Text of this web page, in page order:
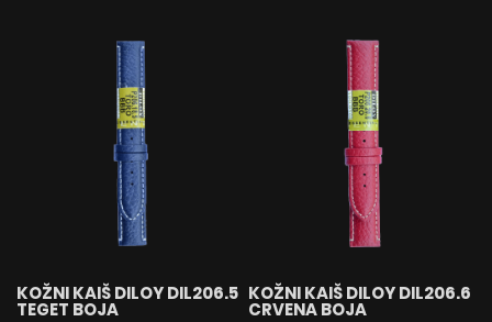
KOŽNI KAIŠ DILOY DIL206.5
TEGET BOJA
KOŽNI KAIŠ DILOY DIL206.6
CRVENA BOJA